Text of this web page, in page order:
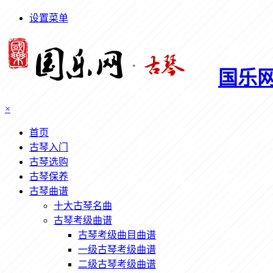
设置菜单
国乐
×
首页
古琴入门
古琴选购
古琴保养
古琴曲谱
十大古琴名曲
古琴考级曲谱
古琴考级曲目曲谱
一级古琴考级曲谱
二级古琴考级曲谱